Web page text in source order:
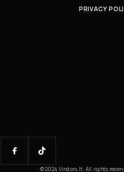
PRIVACY
© 2024 Vindors.lt. All rights